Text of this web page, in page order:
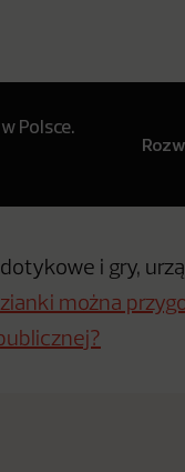
Polsce.
i gry,
można